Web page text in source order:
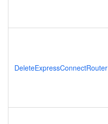
DeleteExpressConnectRouter